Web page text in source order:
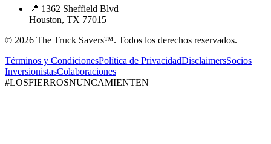
📍 1362 Sheffield Blvd
Houston, TX 77015
© 2026 The Truck Savers™. Todos los derechos reservados.
Términos y CondicionesPolítica de PrivacidadDisclaimersSocios
InversionistasColaboraciones
#LOSFIERROSNUNCAMIENTEN